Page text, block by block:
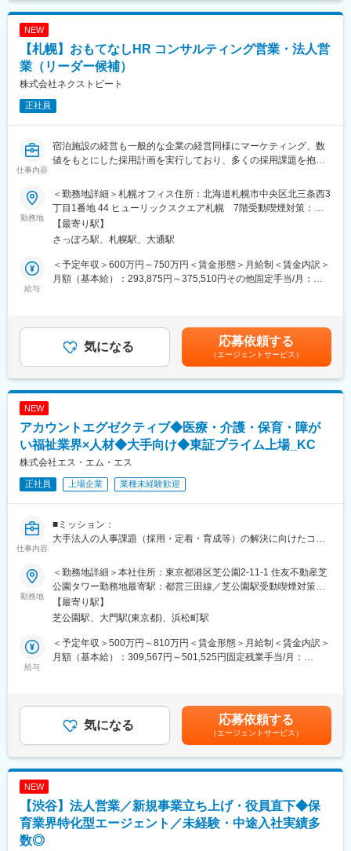
の心配はありません。若手のうちから圧倒的な数の面談を経験で
◎キャリアパスの多様性（ジョブポスティング制度）
急成長中のため、早期のリーダー・マネージャー昇進はもちろ
ん、マーケティング、新規事業開発、人事など、マルチなキャリ
変更の範囲：会社の定める業務
ディレクションから納品までの伴走
・マーケティング支援ツールを活用した求人効果測定などのデー
タモニタリング/パフォーマンスの最大化最適化
・経営課題の解消に向けた中長期的な関係構築伴走/と経営の状況
・求人広告提案・改善
・動画・3Dview商材での施設紹介
・エンゲージメントツールの導入
・Webサイト改善
※変更の範囲：ご本人の適性により当社業務全般に変更の可能性が
あります。
NEW
【札幌】おもてなしHR コンサルティング営業・法人営
業（リーダー候補）
株式会社ネクストビート
正社員
仕事内容
宿泊施設の経営も一般的な企業の経営同様にマーケティング、数
値をもとにした採用計画を実行しており、多くの採用課題を抱え
こちらで募集しているポジションでは、採用の支援を軸としてお
客さまの経営課題の解決を担います。
各施設が大切にする「おもてなし」に尽力されている観光業の
方々のブレインとして、専門的な経営知見や業界知識を用い、経
営に大きなインパクトを与える採用計画へのコンサルティングを
行います。
・自力での解決が難しい経営課題を抱えた宿泊施設のリスト化
・宿泊施設が望んでいる「おもてなし」を実現するために必要
な、採用のプロモーション・マーケティング課題の発見
・経営課題の解消に向けた中長期的な関係構築伴走と、経営の状
況に合わせた追加施策の提案
・採用動画の制作
・採用ブランディング戦略の提案
※変更の範囲：ご本人の適性により当社業務全般に変更の可能性が
あります。
勤務地
＜勤務地詳細＞札幌オフィス住所：北海道札幌市中央区北三条西3
丁目1番地 44 ヒューリックスクエア札幌 7階受動喫煙対策：屋
内全面禁煙
【最寄り駅】
さっぽろ駅、札幌駅、大通駅
給与
＜予定年収＞600万円～750万円＜賃金形態＞月給制＜賃金内訳＞
月額（基本給）：293,875円～375,510円その他固定手当/月：
業手当＞有＜給与補足＞※ご経験やスキルにより年収を決定しま
す。・給与改定：年2回（4月・10月）・賞与：年2回（6月・12
月）賃金はあくまでも目安の金額であり、選考を通じて上下する
可能性があります。月給(月額)は固定手当を含めた表記です。
気になる 応募依頼する
（エージェントサービス）
NEW
アカウントエグゼクティブ◆医療・介護・保育・障が
い福祉業界×人材◆大手向け◆東証プライム上場_KC
株式会社エス・エム・エス
正社員 上場企業 業種未経験歓迎
仕事内容
■ミッション：
大手法人の人事課題（採用・定着・育成等）の解決に向けたコン
顧客の課題解決と、幅広いソリューション提案を通したSMSの取
引シェアの拡大がミッションです。
※担当企業の多くが従業員数2000名以上の企業となります。
また、足元の採用課題解決に留まらず、顧客の事業戦略を理解
し、必要な人材ポートフォリオの提案や採用戦略策定にまで入り
込んでいただくことを期待しています。
■業務詳細：
す。
・クライアントの採用課題特定と、解決に向けたソリューション
提供
の拡張
└採用プロセスの定量/定性分析および改善提案
勤務地
＜勤務地詳細＞本社住所：東京都港区芝公園2-11-1 住友不動産芝
公園タワー勤務地最寄駅：都営三田線／芝公園駅受動喫煙対策：
屋内全面禁煙変更の範囲：記載の勤務場所および会社の指定する
場所とする
【最寄り駅】
芝公園駅、大門駅(東京都)、浜松町駅
給与
＜予定年収＞500万円～810万円＜賃金形態＞月給制＜賃金内訳＞
月額（基本給）：309,567円～501,525円固定残業手当/月：
時間外労働の有無に関わらず、月45時間分の固定残業代を職務手
当として支給。超過分は超過勤務手当として別途支給。■年1回の
考課を行い、昇降給の可能性あり。賃金はあくまでも目安の金額
であり、選考を通じて上下する可能性があります。月給(月額)は固
定手当を含めた表記です。
気になる 応募依頼する
（エージェントサービス）
NEW
【渋谷】法人営業／新規事業立ち上げ・役員直下◆保
育業界特化型エージェント／未経験・中途入社実績多
数◎